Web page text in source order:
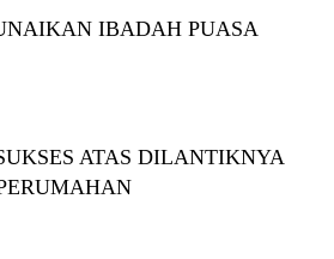
IBADAH PUASA
ATAS DILANTIKNYA